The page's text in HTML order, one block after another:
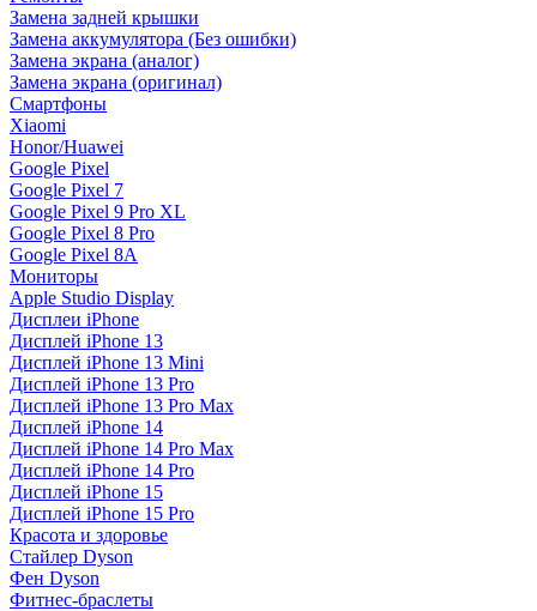
Замена задней крышки
Замена аккумулятора (Без ошибки)
Замена экрана (аналог)
Замена экрана (оригинал)
Смартфоны
Xiaomi
Honor/Huawei
Google Pixel
Google Pixel 7
Google Pixel 9 Pro XL
Google Pixel 8 Pro
Google Pixel 8A
Мониторы
Apple Studio Display
Дисплеи iPhone
Дисплей iPhone 13
Дисплей iPhone 13 Mini
Дисплей iPhone 13 Pro
Дисплей iPhone 13 Pro Max
Дисплей iPhone 14
Дисплей iPhone 14 Pro Max
Дисплей iPhone 14 Pro
Дисплей iPhone 15
Дисплей iPhone 15 Pro
Красота и здоровье
Стайлер Dyson
Фен Dyson
Фитнес-браслеты